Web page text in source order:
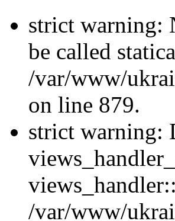
strict warning:
be called
/var/www/
on line 879.
strict warning:
/var/www/